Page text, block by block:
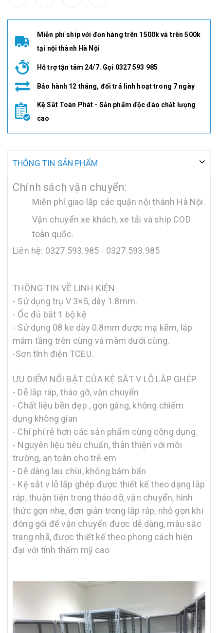
Miễn phí ship với đơn hàng trên 1500k và trên 500k
tại nội thành Hà Nội
Hỗ trợ tận tâm 24/7. Gọi 0327 593 985
Bảo hành 12 tháng, đổi trả linh hoạt trong 7 ngày
Kệ Sắt Toàn Phát - Sản phẩm độc đáo chất lượng
cao
THÔNG TIN SẢN PHẨM
Chính sách vận chuyển:
Miễn phí giao lắp các quận nội thành Hà Nội.
Vận chuyển xe khách, xe tải và ship COD
toàn quốc.
Liên hệ: 0327.593.985 - 0327.593.985
THÔNG TIN VỀ LINH KIỆN
- Sử dụng trụ V 3×5, dày 1.8mm.
- Ốc đủ bắt 1 bộ kệ
- Sử dụng 08 ke dày 0.8mm được mạ kẽm, lắp
mâm tầng trên cùng và mâm dưới cùng.
-Sơn tĩnh điện TCEU.
ƯU ĐIỂM NỔI BẬT CỦA KỆ SẮT V LỖ LẮP GHÉP
- Dễ lắp ráp, tháo gỡ, vận chuyển
- Chất liệu bền đẹp , gọn gàng, không chiếm
dụng không gian
- Chí phí rẻ hơn các sản phẩm cùng công dụng.
- Nguyên liệu tiêu chuẩn, thân thiện với môi
trường, an toàn cho trẻ em
- Dễ dàng lau chùi, không bám bẩn
- Kệ sắt v lỗ lắp ghép được thiết kế theo dạng lắp
ráp, thuận tiện trong tháo dỡ, vận chuyển, hình
thức gọn nhẹ, đơn giản trong lắp ráp, nhỏ gọn khi
đóng gói để vận chuyển được dễ dàng, màu sắc
trang nhã, được thiết kế theo phong cách hiện
đại với tính thẩm mỹ cao